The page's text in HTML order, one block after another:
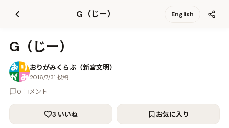
G（じー） English
G（じー）
おりがみくらぶ（新宮文明）
2016/7/31 投稿
0 コメント
3 いいね お気に入り